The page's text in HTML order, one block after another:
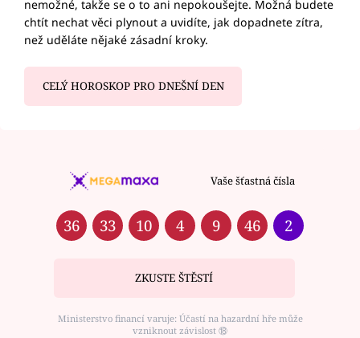
nemožné, takže se o to ani nepokoušejte. Možná budete
chtít nechat věci plynout a uvidíte, jak dopadnete zítra,
než uděláte nějaké zásadní kroky.
CELÝ HOROSKOP PRO DNEŠNÍ DEN
Vaše šťastná čísla
36 33 10 4 9 46 2
ZKUSTE ŠTĚSTÍ
Ministerstvo financí varuje: Účastí na hazardní hře může
vzniknout závislost ⑱